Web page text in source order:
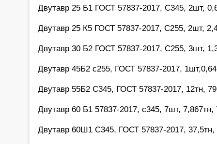
Двутавр 25 Б1 ГОСТ 57837-2017, С345, 2шт,
Двутавр 25 К5 ГОСТ 57837-2017, С255, 2шт,
Двутавр 30 Б2 ГОСТ 57837-2017, С255, 3шт,
Двутавр 45Б2 с255, ГОСТ 57837-2017,
Двутавр 55Б2 С345, ГОСТ 57837-2017, 12тн,
Двутавр 60 Б1 57837-2017, с345, 7шт, 7,867тн,
Двутавр 60Ш1 С345, ГОСТ 57837-2017,